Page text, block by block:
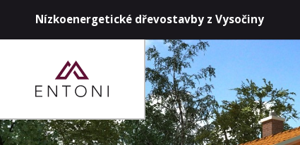
Nízkoenergetické dřevostavby z Vysočiny